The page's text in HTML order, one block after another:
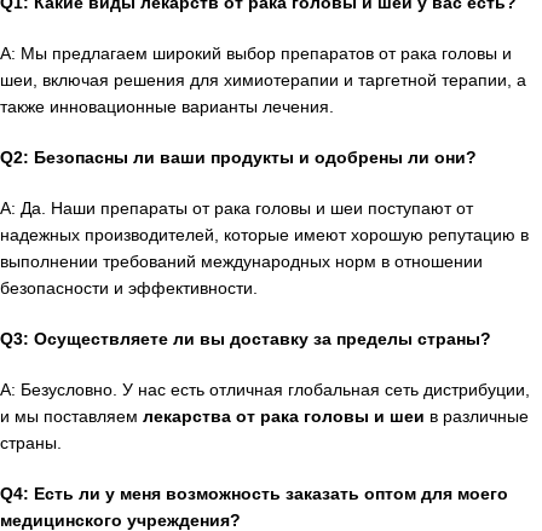
A: Мы предлагаем широкий выбор препаратов от рака головы и
шеи, включая решения для химиотерапии и таргетной терапии, а
также инновационные варианты лечения.
Q2: Безопасны ли ваши продукты и одобрены ли они?
A: Да. Наши препараты от рака головы и шеи поступают от
надежных производителей, которые имеют хорошую репутацию в
выполнении требований международных норм в отношении
безопасности и эффективности.
Q3: Осуществляете ли вы доставку за пределы страны?
A: Безусловно. У нас есть отличная глобальная сеть дистрибуции,
и мы поставляем лекарства от рака головы и шеи в различные
страны.
Q4: Есть ли у меня возможность заказать оптом для моего
медицинского учреждения?